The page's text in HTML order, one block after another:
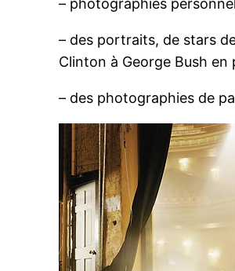
– photographies
– des portraits, de stars
Clinton à George Bush en
– des photographies de